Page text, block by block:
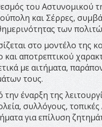
του Αστυνομικού
και Σέρρες,
των
στο μοντέλο της
και αποτρεπτικού
με αιτήματα,
τους.
την έναρξη της
συλλόγους,
για επίλυση